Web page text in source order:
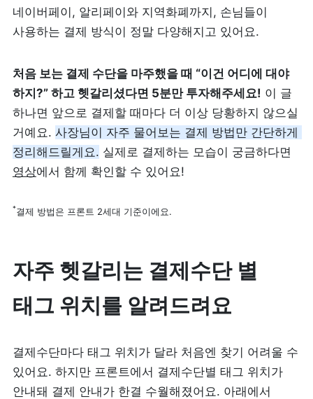
식당 꽃집
서비스업
뷰티
B2B
SDK·API 연동
사장님 스토리
혜택
대리점 홈페이지
광고 제휴
네이버페이, 알리페이와 지역화폐까지, 손님들이
사용하는 결제 방식이 정말 다양해지고 있어요.
처음 보는 결제 수단을 마주했을 때 “이건 어디에 대야
하지?” 하고 헷갈리셨다면 5분만 투자해주세요! 이 글
하나면 앞으로 결제할 때마다 더 이상 당황하지 않으실
거예요. 사장님이 자주 물어보는 결제 방법만 간단하게
정리해드릴게요.
영상에서 함께 확인할 수 있어요!
*결제 방법은 프론트 2세대 기준이에요.
자주 헷갈리는 결제수단 별
태그 위치를 알려드려요
결제수단마다 태그 위치가 달라 처음엔 찾기 어려울 수
있어요. 하지만 프론트에서 결제수단별 태그 위치가
안내돼 결제 안내가 한결 수월해졌어요. 아래에서